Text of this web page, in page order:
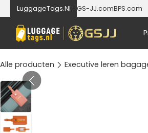
LuggageTags.Nl GS-JJ.comBPS.com
Alle producten Executive leren